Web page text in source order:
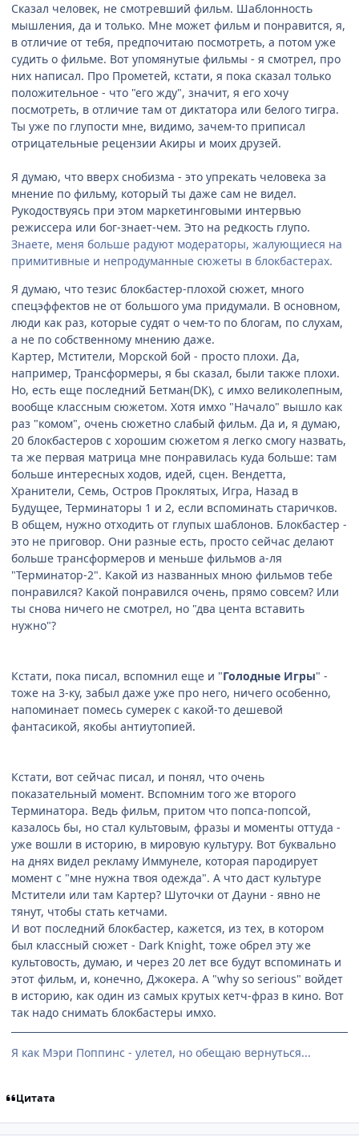
Сказал человек, не смотревший фильм. Шаблонность
мышления, да и только. Мне может фильм и понравится, я,
в отличие от тебя, предпочитаю посмотреть, а потом уже
судить о фильме. Вот упомянутые фильмы - я смотрел, про
них написал. Про Прометей, кстати, я пока сказал только
положительное - что "его жду", значит, я его хочу
посмотреть, в отличие там от диктатора или белого тигра.
Ты уже по глупости мне, видимо, зачем-то приписал
отрицательные рецензии Акиры и моих друзей.
Я думаю, что вверх снобизма - это упрекать человека за
мнение по фильму, который ты даже сам не видел.
Рукодоствуясь при этом маркетинговыми интервью
режиссера или бог-знает-чем. Это на редкость глупо.
Знаете, меня больше радуют модераторы, жалующиеся на
примитивные и непродуманные сюжеты в блокбастерах.
Я думаю, что тезис блокбастер-плохой сюжет, много
спецэффектов не от большого ума придумали. В основном,
люди как раз, которые судят о чем-то по блогам, по слухам,
а не по собственному мнению даже.
Картер, Мстители, Морской бой - просто плохи. Да,
например, Трансформеры, я бы сказал, были также плохи.
Но, есть еще последний Бетман(DK), с имхо великолепным,
вообще классным сюжетом. Хотя имхо "Начало" вышло как
раз "комом", очень сюжетно слабый фильм. Да и, я думаю,
20 блокбастеров с хорошим сюжетом я легко смогу назвать,
та же первая матрица мне понравилась куда больше: там
больше интересных ходов, идей, сцен. Вендетта,
Хранители, Семь, Остров Проклятых, Игра, Назад в
Будущее, Терминаторы 1 и 2, если вспоминать старичков.
В общем, нужно отходить от глупых шаблонов. Блокбастер -
это не приговор. Они разные есть, просто сейчас делают
больше трансформеров и меньше фильмов а-ля
"Терминатор-2". Какой из названных мною фильмов тебе
понравился? Какой понравился очень, прямо совсем? Или
ты снова ничего не смотрел, но "два цента вставить
нужно"?
Кстати, пока писал, вспомнил еще и "Голодные Игры" -
тоже на 3-ку, забыл даже уже про него, ничего особенно,
напоминает помесь сумерек с какой-то дешевой
фантасикой, якобы антиутопией.
Кстати, вот сейчас писал, и понял, что очень
показательный момент. Вспомним того же второго
Терминатора. Ведь фильм, притом что попса-попсой,
казалось бы, но стал культовым, фразы и моменты оттуда -
уже вошли в историю, в мировую культуру. Вот буквально
на днях видел рекламу Иммунеле, которая пародирует
момент с "мне нужна твоя одежда". А что даст культуре
Мстители или там Картер? Шуточки от Дауни - явно не
тянут, чтобы стать кетчами.
И вот последний блокбастер, кажется, из тех, в котором
был классный сюжет - Dark Knight, тоже обрел эту же
культовость, думаю, и через 20 лет все будут вспоминать и
этот фильм, и, конечно, Джокера. А "why so serious" войдет
в историю, как один из самых крутых кетч-фраз в кино. Вот
так надо снимать блокбастеры имхо.
Я как Мэри Поппинс - улетел, но обещаю вернуться...
Цитата